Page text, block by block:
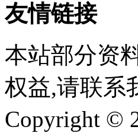
友情链接
本站部分资
权益,请联系
Copyright ©